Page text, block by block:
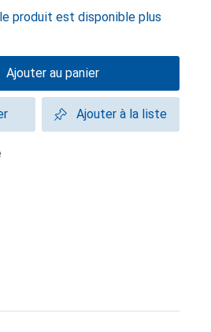
produit est disponible plus
Ajouter au panier
Ajouter à la liste